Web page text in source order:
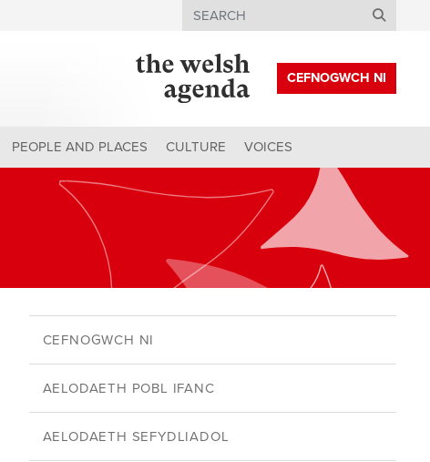
Search
CEFNOGWCH NI
PEOPLE AND PLACES CULTURE VOICES
CEFNOGWCH NI
AELODAETH POBL IFANC
AELODAETH SEFYDLIADOL